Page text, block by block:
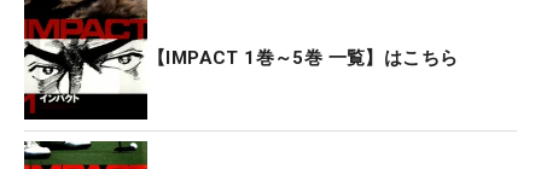
【IMPACT 1巻～5巻 一覧】はこちら